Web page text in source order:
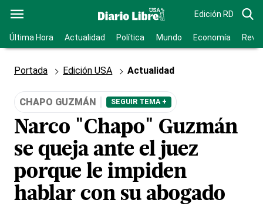
Edición RD
Última Hora Actualidad Política Mundo Economía
Portada Edición USA Actualidad
CHAPO GUZMÁN SEGUIR TEMA +
Narco "Chapo" Guzmán
se queja ante el juez
porque le impiden
hablar con su abogado